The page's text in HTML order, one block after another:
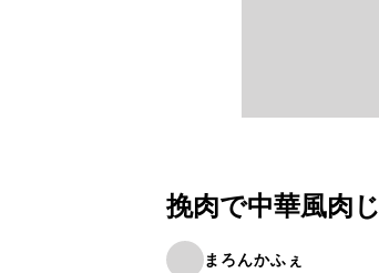
挽肉で中華風肉
まろんかふぇ